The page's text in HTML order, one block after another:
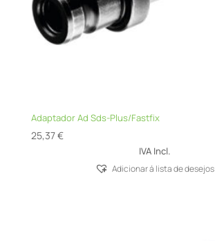
Adaptador Ad Sds-Plus/Fastfix
25,37€
IVA Incl.
Adicionar á lista de desejos